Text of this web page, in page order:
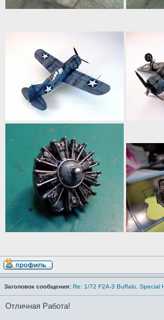
Заголовок сообщения: Re: 1/72 F2A-3 Buffalo, Special
Отличная Работа!